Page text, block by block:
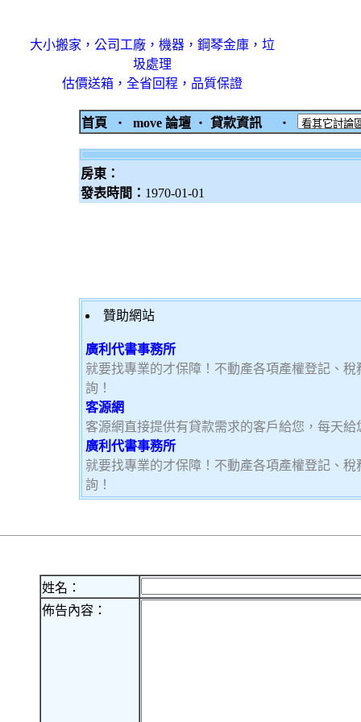
大小搬家，公司工廠，機器，鋼琴金庫，垃
圾處理
估價送箱，全省回程，品質保證
首頁 ‧ move 論壇 ‧ 貸款資訊 ‧
房東：
發表時間： 1970-01-01
贊助網站
廣利代書事務所
就要找專業的才保障！不動產各項產權登記、
詢！
客源網
客源網直接提供有貸款需求的客戶給您，每天
廣利代書事務所
就要找專業的才保障！不動產各項產權登記、
詢！
姓名：
佈告內容：